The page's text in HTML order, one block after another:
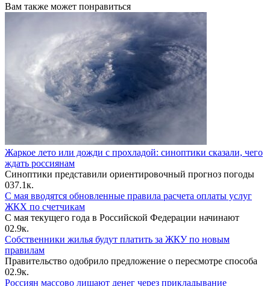
Вам также может понравиться
Жаркое лето или дожди с прохладой: синоптики сказали, чего
ждать россиянам
Синоптики представили ориентировочный прогноз погоды
037.1к.
С мая вводятся обновленные правила расчета оплаты услуг
ЖКХ по счетчикам
С мая текущего года в Российской Федерации начинают
02.9к.
Собственники жилья будут платить за ЖКУ по новым
правилам
Правительство одобрило предложение о пересмотре способа
02.9к.
Россиян массово лишают денег через прикладывание